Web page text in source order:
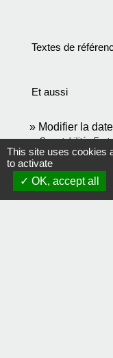
Textes de
Et aussi
Modifier la
Comptabilité -
Dépôt des
Comptabilité -
This site uses cookies
to activate
OK, accept all